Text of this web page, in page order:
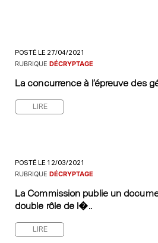
POSTÉ LE 27/04/2021
RUBRIQUE DÉCRYPTAGE
La concurrence à l’épreuve des
LIRE
POSTÉ LE 12/03/2021
RUBRIQUE DÉCRYPTAGE
La Commission publie un
double rôle de l�..
LIRE